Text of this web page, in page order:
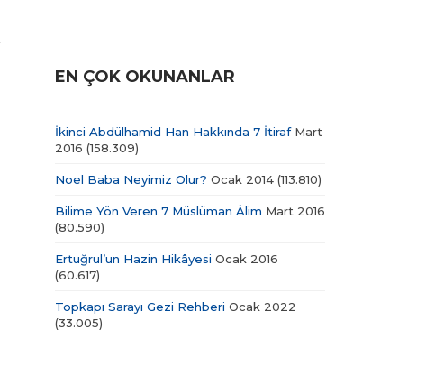
EN ÇOK OKUNANLAR
İkinci Abdülhamid Han Hakkında 7 İtirafMart
2016 (158.309)
Noel Baba Neyimiz Olur? Ocak 2014 (113.810)
Bilime Yön Veren 7 Müslüman Âlim Mart 2016
(80.590)
Ertuğrul’un Hazin Hikâyesi Ocak 2016
(60.617)
Topkapı Sarayı Gezi Rehberi Ocak 2022
(33.005)